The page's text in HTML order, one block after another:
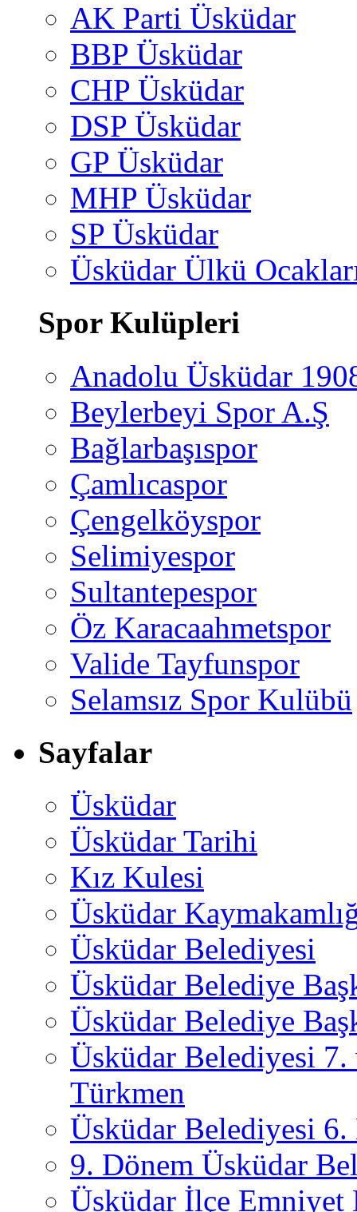
AK Parti Üsküdar
BBP Üsküdar
CHP Üsküdar
DSP Üsküdar
GP Üsküdar
MHP Üsküdar
SP Üsküdar
Üsküdar Ülkü
Spor Kulüpleri
Anadolu Üsküdar
Beylerbeyi Spor A.Ş
Bağlarbaşıspor
Çamlıcaspor
Çengelköyspor
Selimiyespor
Sultantepespor
Öz Karacaahmetspor
Valide Tayfunspor
Selamsız Spor Kulübü
Sayfalar
Üsküdar
Üsküdar Tarihi
Kız Kulesi
Üsküdar
Üsküdar Belediyesi
Üsküdar Belediye
Üsküdar Belediye
Üsküdar Belediyesi
Türkmen
Üsküdar Belediyesi 6.
9. Dönem Üsküdar
Üsküdar İlçe